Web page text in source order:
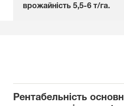
врожайність 5,5-6 т/га.
Рентабельність